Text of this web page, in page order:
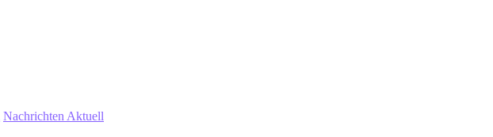
Nachrichten Aktuell